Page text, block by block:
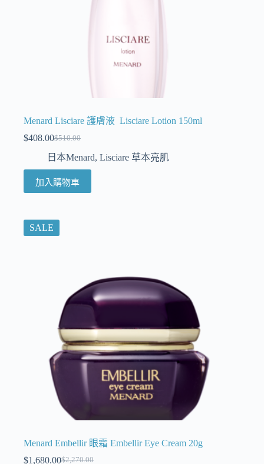
Menard Lisciare 護膚液 Lisciare Lotion 150ml
$510.00
$408.00
日本Menard, Lisciare 草本亮肌
加入購物車
SALE
Menard Embellir 眼霜 Embellir Eye Cream 20g
$2,270.00
$1,680.00